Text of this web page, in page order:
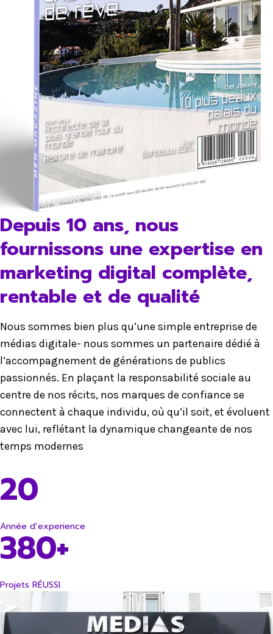
Depuis 10 ans, nous
fournissons une expertise en
marketing digital complète,
rentable et de qualité
Nous sommes bien plus qu’une simple entreprise de
médias digitale- nous sommes un partenaire dédié à
l’accompagnement de générations de publics
passionnés. En plaçant la responsabilité sociale au
centre de nos récits, nos marques de confiance se
connectent à chaque individu, où qu’il soit, et évoluent
avec lui, reflétant la dynamique changeante de nos
temps modernes
20
Année d’experience
380+
Projets RÉUSSI